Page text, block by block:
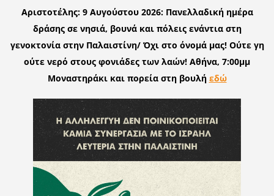
Αριστοτέλης: 9 Αυγούστου 2026: Πανελλαδική ημέρα
δράσης σε νησιά, βουνά και πόλεις ενάντια στη
γενοκτονία στην Παλαιστίνη/ Όχι στο όνομά μας! Ούτε γη
ούτε νερό στους φονιάδες των λαών! Αθήνα, 7:00μμ
Μοναστηράκι και πορεία στη βουλή εδώ